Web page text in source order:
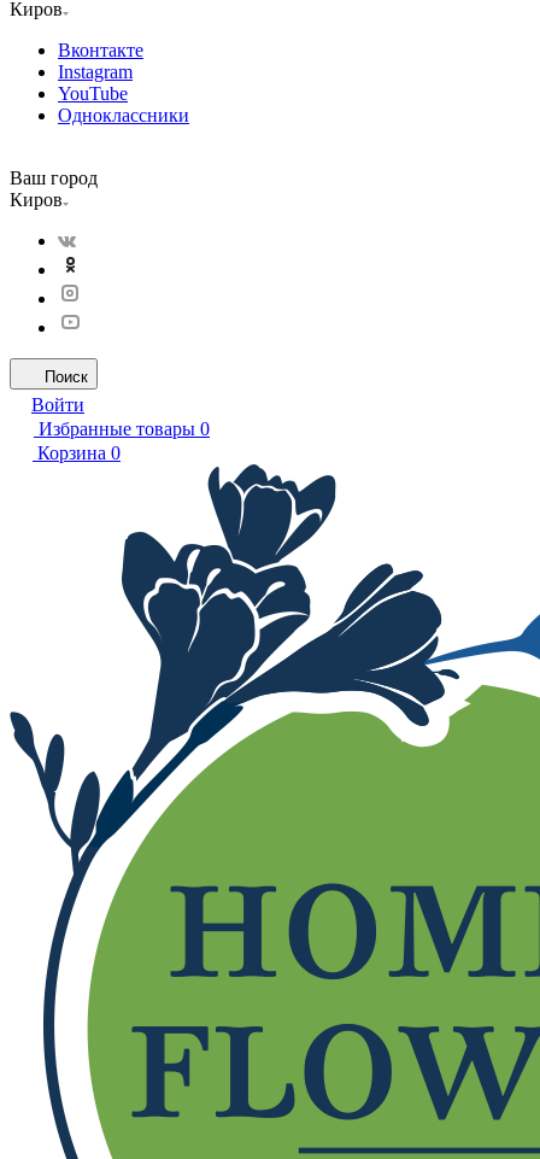
Киров
Вконтакте
Instagram
YouTube
Одноклассники
Ваш город
Киров
Поиск
Войти
Избранные товары 0
Корзина 0